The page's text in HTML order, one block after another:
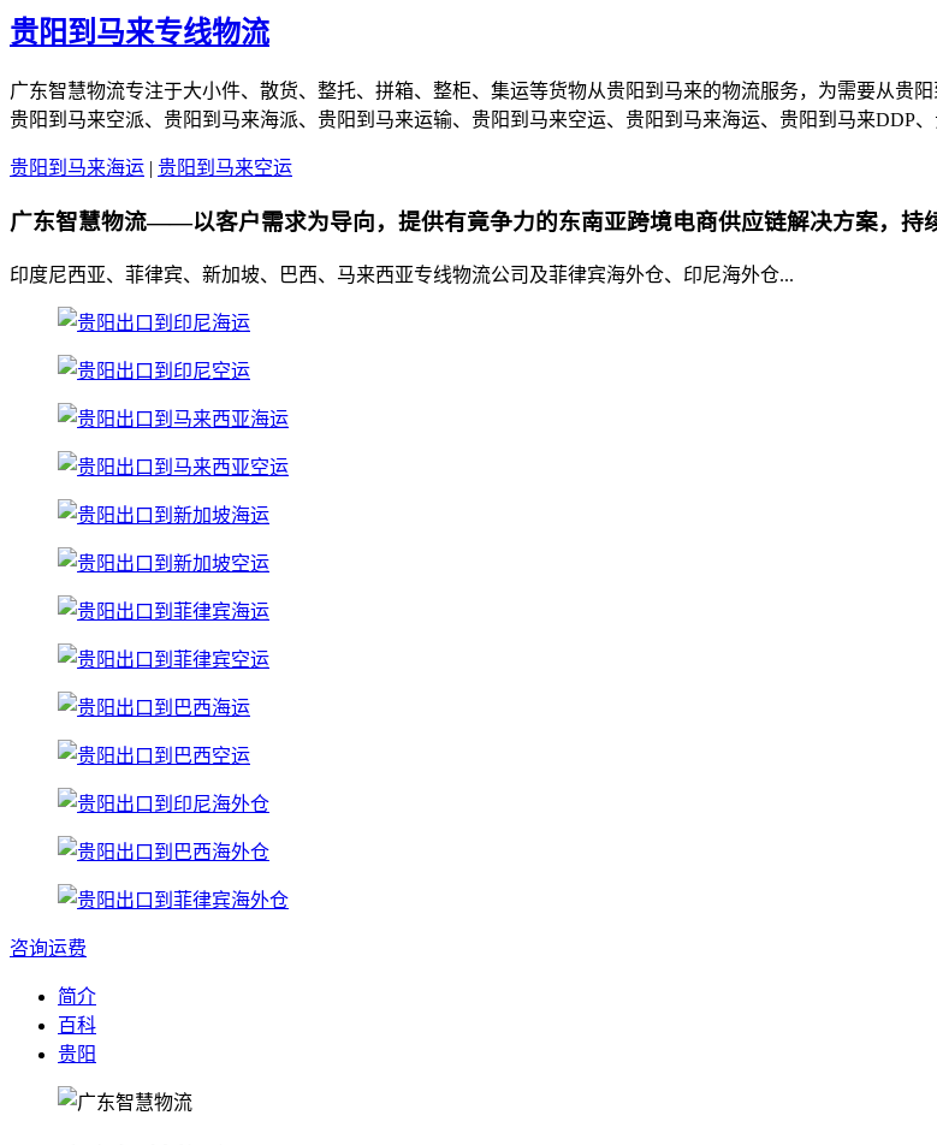
贵阳到马来专线物流
广东智慧物流专注于大小件、散货、整托、拼箱、整柜、集运等货物从贵阳到马来的物流服务，为需要从贵
贵阳到马来空派、贵阳到马来海派、贵阳到马来运输、贵阳到马来空运、贵阳到马来海运、贵阳到马来DDP
贵阳到马来海运 | 贵阳到马来空运
广东智慧物流——以客户需求为导向，提供有竟争力的东南亚跨境电商供应链解决方案，持
印度尼西亚、菲律宾、新加坡、巴西、马来西亚专线物流公司及菲律宾海外仓、印尼海外仓...
咨询运费
简介
百科
贵阳